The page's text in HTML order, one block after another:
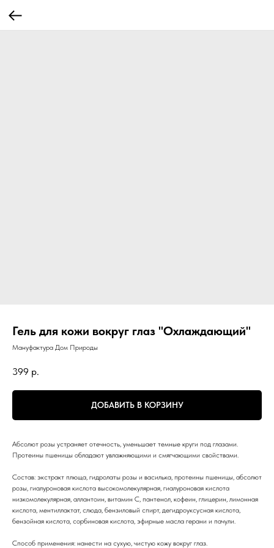
Гель для кожи вокруг глаз "Охлаждающий"
Мануфактура Дом Природы
399 р.
ДОБАВИТЬ В КОРЗИНУ
Абсолют розы устраняет отечность, уменьшает темные круги под глазами.
Протеины пшеницы обладают увлажняющими и смягчающими свойствами.
Состав: экстракт плюща, гидролаты розы и василька, протеины пшеницы, абсолют
розы, гиалуроновая кислота высокомолекулярная, гиалуроновая кислота
низкомолекулярная, аллантоин, витамин С, пантенол, кофеин, глицерин, лимонная
кислота, ментиллактат, слюда, бензиловый спирт, дегидроуксусная кислота,
бензойная кислота, сорбиновая кислота, эфирные масла герани и пачули.
Способ применения: нанести на сухую, чистую кожу вокруг глаз.